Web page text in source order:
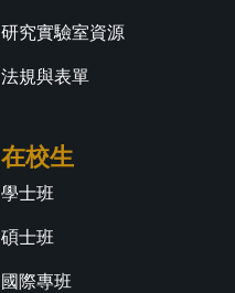
研究實驗室資源
法規與表單
在校生
學士班
碩士班
國際專班